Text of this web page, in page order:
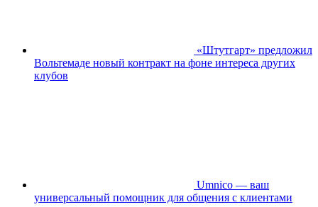
«Штутгарт» предложил
Вольтемаде новый контракт на фоне интереса других
клубов
Umnico — ваш
универсальный помощник для общения с клиентами